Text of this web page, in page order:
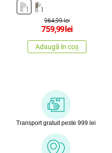
964,99 lei
759,99lei
Adaugă în coș
Transport gratuit peste 999 lei